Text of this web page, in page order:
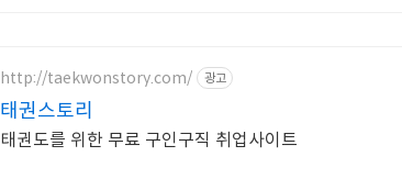
http://taekwonstory.com/ 광고
태권스토리
태권도를 위한 무료 구인구직 취업사이트